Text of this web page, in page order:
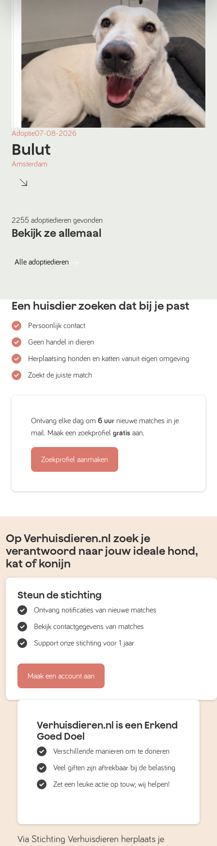
Adoptie07-08-2026
Bulut
Amsterdam
2255 adoptiedieren gevonden
Bekijk ze allemaal
Alle adoptiedieren
Een huisdier zoeken dat bij je past
Persoonlijk contact
Geen handel in dieren
Herplaatsing honden en katten vanuit eigen omgeving
Zoekt de juiste match
Ontvang elke dag om 6 uur nieuwe matches in je
mail. Maak een zoekprofiel gratis aan.
Zoekprofiel aanmaken
Op Verhuisdieren.nl zoek je
verantwoord naar jouw ideale hond,
kat of konijn
Steun de stichting
Ontvang notificaties van nieuwe matches
Bekijk contactgegevens van matches
Support onze stichting voor 1 jaar
Maak een account aan
Verhuisdieren.nl is een Erkend
Goed Doel
Verschillende manieren om te doneren
Veel giften zijn aftrekbaar bij de belasting
Zet een leuke actie op touw; wij helpen!
Via Stichting Verhuisdieren herplaats je